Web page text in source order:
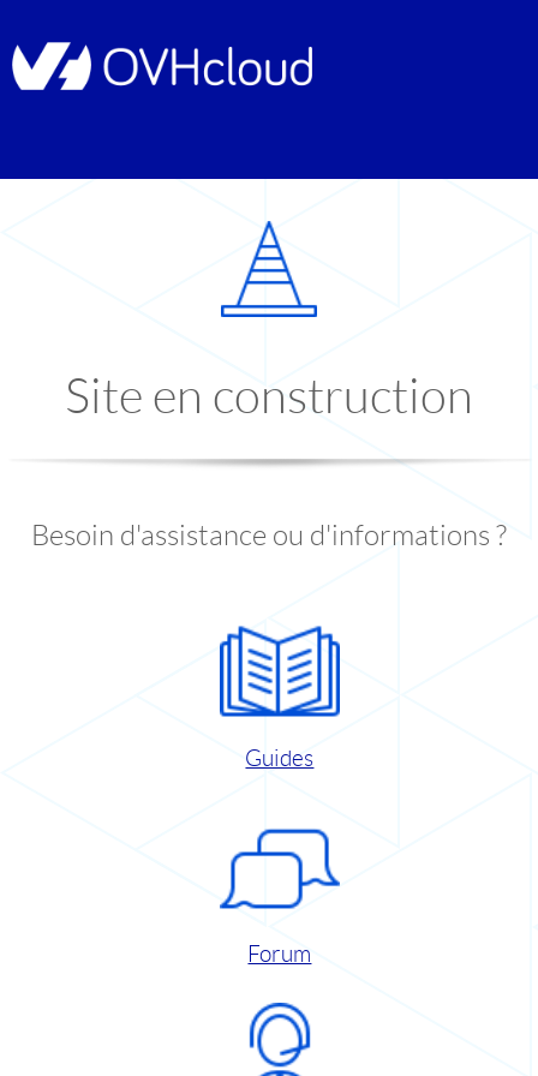
Site en construction
Besoin d'assistance ou d'informations ?
Guides
Forum